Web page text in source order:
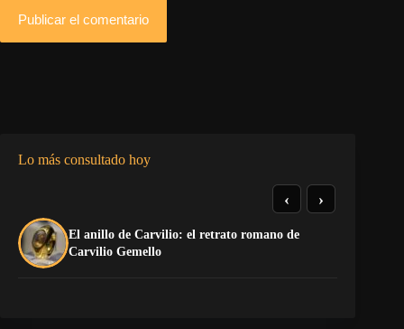
Publicar el comentario
Lo más consultado hoy
El anillo de Carvilio: el retrato romano de
Carvilio Gemello
‹ ›